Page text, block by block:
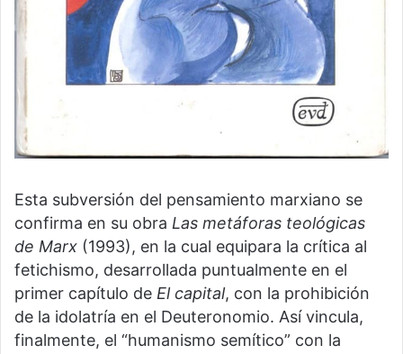
Esta subversión del pensamiento marxiano se
confirma en su obra Las metáforas teológicas
de Marx (1993), en la cual equipara la crítica al
fetichismo, desarrollada puntualmente en el
primer capítulo de El capital, con la prohibición
de la idolatría en el Deuteronomio. Así vincula,
finalmente, el “humanismo semítico” con la